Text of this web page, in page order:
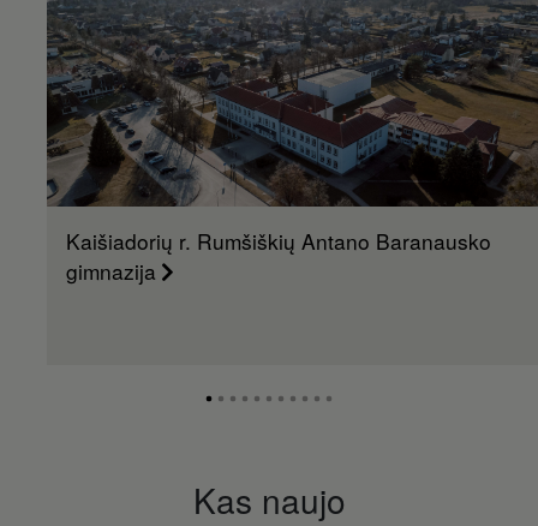
Kaišiadorių r. Rumšiškių Antano Baranausko
gimnazija
Kas naujo